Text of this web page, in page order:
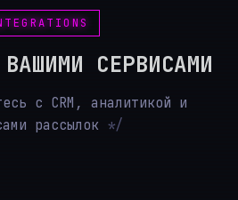
СЕРВИСАМИ
с CRM, аналитикой и
рассылок